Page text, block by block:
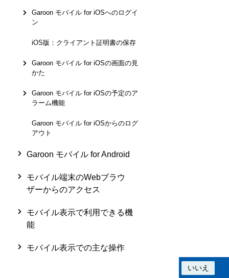
Garoon モバイル for iOSへのログイ
ン
iOS版：クライアント証明書の保存
Garoon モバイル for iOSの画面の見
かた
Garoon モバイル for iOSの予定のア
ラーム機能
Garoon モバイル for iOSからのログ
アウト
Garoon モバイル for Android
モバイル端末のWebブラウ
ザーからのアクセス
モバイル表示で利用できる機
能
モバイル表示での主な操作
いいえ